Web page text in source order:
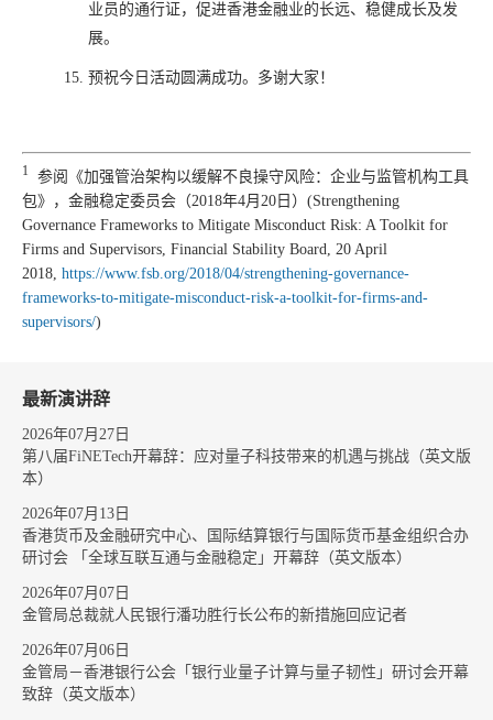
业员的通行证，促进香港金融业的长远、稳健成长及发
展。
预祝今日活动圆满成功。多谢大家！
1
参阅《加强管治架构以缓解不良操守风险：企业与监管机构工具
包》，金融稳定委员会（2018年4月20日）(Strengthening
Governance Frameworks to Mitigate Misconduct Risk: A Toolkit for
Firms and Supervisors, Financial Stability Board, 20 April
2018, https://www.fsb.org/2018/04/strengthening-governance-
frameworks-to-mitigate-misconduct-risk-a-toolkit-for-firms-and-
supervisors/)
最新演讲辞
2026年07月27日
第八届FiNETech开幕辞：应对量子科技带来的机遇与挑战（英文版
本）
2026年07月13日
香港货币及金融研究中心、国际结算银行与国际货币基金组织合办
研讨会 「全球互联互通与金融稳定」开幕辞（英文版本）
2026年07月07日
金管局总裁就人民银行潘功胜行长公布的新措施回应记者
2026年07月06日
金管局－香港银行公会「银行业量子计算与量子韧性」研讨会开幕
致辞（英文版本）